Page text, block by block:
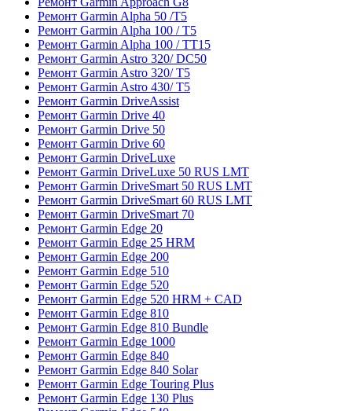
Ремонт Garmin Alpha 50 /T5
Ремонт Garmin Alpha 100 / T5
Ремонт Garmin Alpha 100 / TT15
Ремонт Garmin Astro 320/ DC50
Ремонт Garmin Astro 320/ T5
Ремонт Garmin Astro 430/ T5
Ремонт Garmin DriveAssist
Ремонт Garmin Drive 40
Ремонт Garmin Drive 50
Ремонт Garmin Drive 60
Ремонт Garmin DriveLuxe
Ремонт Garmin DriveLuxe 50 RUS LMT
Ремонт Garmin DriveSmart 50 RUS LMT
Ремонт Garmin DriveSmart 60 RUS LMT
Ремонт Garmin DriveSmart 70
Ремонт Garmin Edge 20
Ремонт Garmin Edge 25 HRM
Ремонт Garmin Edge 200
Ремонт Garmin Edge 510
Ремонт Garmin Edge 520
Ремонт Garmin Edge 520 HRM + CAD
Ремонт Garmin Edge 810
Ремонт Garmin Edge 810 Bundle
Ремонт Garmin Edge 1000
Ремонт Garmin Edge 840
Ремонт Garmin Edge 840 Solar
Ремонт Garmin Edge Touring Plus
Ремонт Garmin Edge 130 Plus